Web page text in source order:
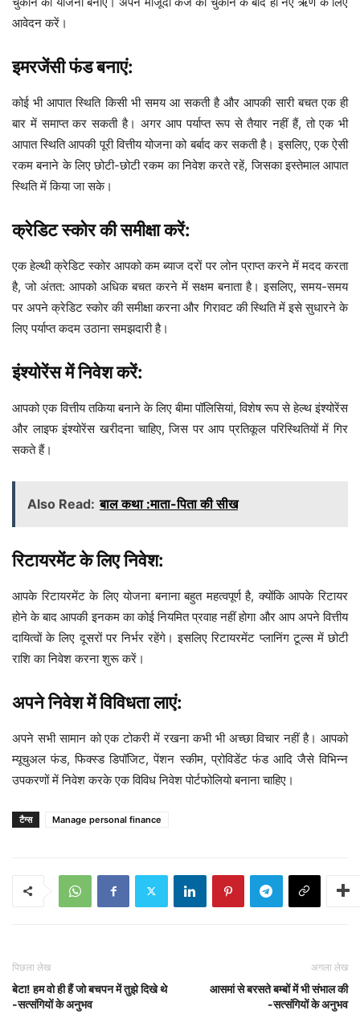
आवेदन करें।
इमरजेंसी फंड बनाएं:
कोई भी आपात स्थिति किसी भी समय आ सकती है और आपकी सारी बचत एक ही
बार में समाप्त कर सकती है। अगर आप पर्याप्त रूप से तैयार नहीं हैं, तो एक भी
आपात स्थिति आपकी पूरी वित्तीय योजना को बर्बाद कर सकती है। इसलिए, एक ऐसी
रकम बनाने के लिए छोटी-छोटी रकम का निवेश करते रहें, जिसका इस्तेमाल आपात
स्थिति में किया जा सके।
क्रेडिट स्कोर की समीक्षा करें:
एक हेल्थी क्रेडिट स्कोर आपको कम ब्याज दरों पर लोन प्राप्त करने में मदद करता
है, जो अंतत: आपको अधिक बचत करने में सक्षम बनाता है। इसलिए, समय-समय
पर अपने क्रेडिट स्कोर की समीक्षा करना और गिरावट की स्थिति में इसे सुधारने के
लिए पर्याप्त कदम उठाना समझदारी है।
इंश्योरेंस में निवेश करें:
आपको एक वित्तीय तकिया बनाने के लिए बीमा पॉलिसियां, विशेष रूप से हेल्थ इंश्योरेंस
और लाइफ इंश्योरेंस खरीदना चाहिए, जिस पर आप प्रतिकूल परिस्थितियों में गिर
सकते हैं।
Also Read: बाल कथा :माता-पिता की सीख
रिटायरमेंट के लिए निवेश:
आपके रिटायरमेंट के लिए योजना बनाना बहुत महत्वपूर्ण है, क्योंकि आपके रिटायर
होने के बाद आपकी इनकम का कोई नियमित प्रवाह नहीं होगा और आप अपने वित्तीय
दायित्वों के लिए दूसरों पर निर्भर रहेंगे। इसलिए रिटायरमेंट प्लानिंग टूल्स में छोटी
राशि का निवेश करना शुरू करें।
अपने निवेश में विविधता लाएं:
अपने सभी सामान को एक टोकरी में रखना कभी भी अच्छा विचार नहीं है। आपको
म्यूचुअल फंड, फिक्स्ड डिपॉजिट, पेंशन स्कीम, प्रोविडेंट फंड आदि जैसे विभिन्न
उपकरणों में निवेश करके एक विविध निवेश पोर्टफोलियो बनाना चाहिए।
टैग्स Manage personal finance
पिछला लेख
बेटा! हम वो ही हैं जो बचपन में तुझे दिखे थे
-सत्संगियों के अनुभव
अगला लेख
आसमां से बरसते बम्बों में भी संभाल की
-सत्संगियों के अनुभव